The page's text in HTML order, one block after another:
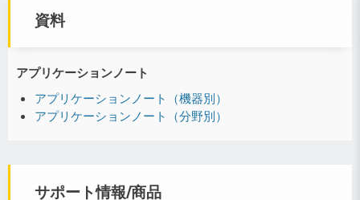
資料
アプリケーションノート
アプリケーションノート（機器別）
アプリケーションノート（分野別）
サポート情報/商品